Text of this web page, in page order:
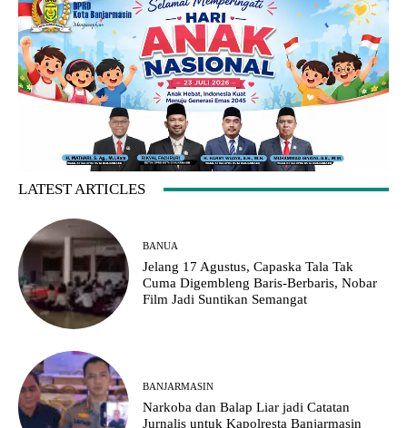
LATEST ARTICLES
BANUA
Jelang 17 Agustus, Capaska Tala Tak
Cuma Digembleng Baris-Berbaris, Nobar
Film Jadi Suntikan Semangat
BANJARMASIN
Narkoba dan Balap Liar jadi Catatan
Jurnalis untuk Kapolresta Banjarmasin